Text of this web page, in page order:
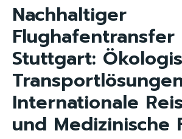
Nachhaltiger
Flughafentransfer
Stuttgart:
Internationale
und Medizinische